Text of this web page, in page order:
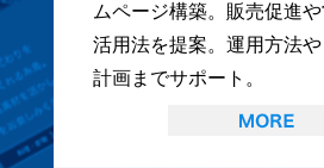
ムページ構築。販売促進
活用法を提案。運用方法
計画までサポート。